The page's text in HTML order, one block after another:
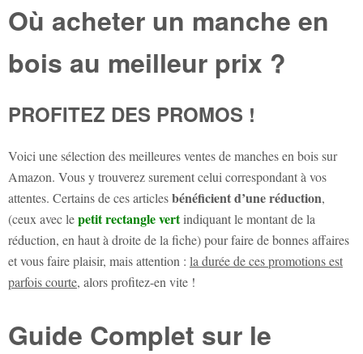
Où acheter un manche en
bois au meilleur prix ?
PROFITEZ DES PROMOS !
Voici une sélection des meilleures ventes de manches en bois sur
Amazon. Vous y trouverez surement celui correspondant à vos
attentes. Certains de ces articlesbénéficient d’une réduction,
(ceux avec lepetit rectangle vertindiquant le montant de la
réduction, en haut à droite de la fiche) pour faire de bonnes affaires
et vous faire plaisir, mais attention : la durée de ces promotions est
parfois courte, alors profitez-en vite !
Guide Complet sur le